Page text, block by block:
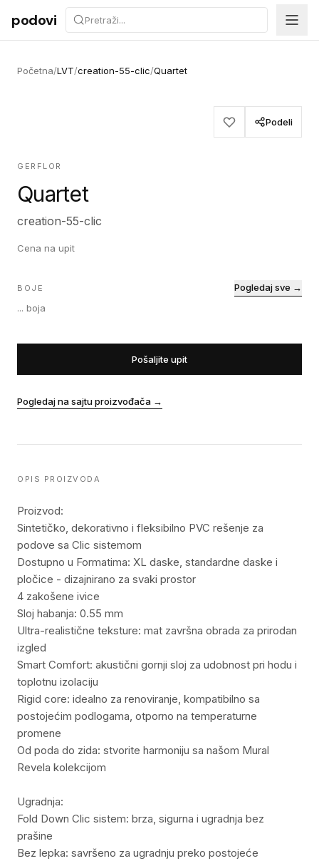
Preskoči na sadržaj
podovi
Početna/LVT/creation-55-clic/Quartet
Podeli
GERFLOR
Quartet
creation-55-clic
Cena na upit
BOJE
... boja
Pogledaj sve →
Pošaljite upit
Pogledaj na sajtu proizvođača →
OPIS PROIZVODA
Proizvod:
Sintetičko, dekorativno i fleksibilno PVC rešenje za
podove sa Clic sistemom
Dostupno u Formatima: XL daske, standardne daske i
pločice - dizajnirano za svaki prostor
4 zakošene ivice
Sloj habanja: 0.55 mm
Ultra-realistične teksture: mat završna obrada za prirodan
izgled
Smart Comfort: akustični gornji sloj za udobnost pri hodu i
toplotnu izolaciju
Rigid core: idealno za renoviranje, kompatibilno sa
postojećim podlogama, otporno na temperaturne
promene
Od poda do zida: stvorite harmoniju sa našom Mural
Revela kolekcijom
Ugradnja:
Fold Down Clic sistem: brza, sigurna i ugradnja bez
prašine
Bez lepka: savršeno za ugradnju preko postojeće